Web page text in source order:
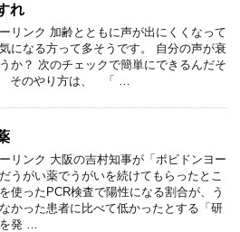
れ
リンク 加齢とともに声が出にくくなって
になる方って多そうです。 自分の声が衰
か？ 次のチェックで簡単にできるんだそ
そのやり方は、 「 …
リンク 大阪の吉村知事が「ポビドンヨー
うがい薬でうがいを続けてもらったとこ
使ったPCR検査で陽性になる割合が、う
かった患者に比べて低かったとする「研
発 …